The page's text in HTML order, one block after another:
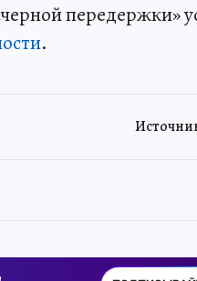
передержки»
.